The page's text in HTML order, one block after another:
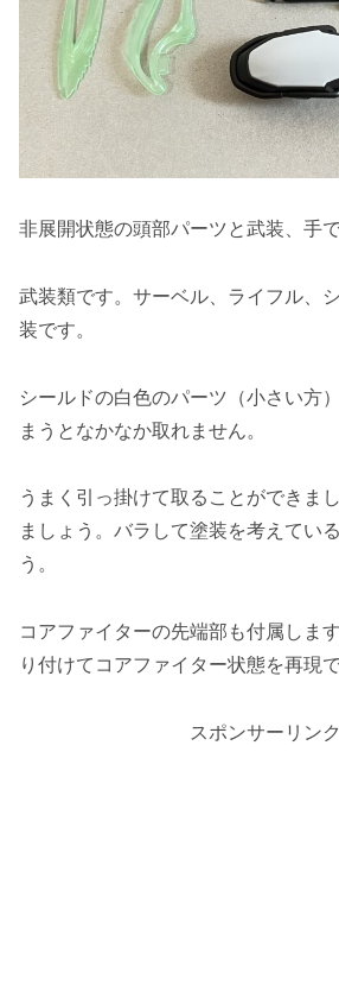
非展開状態の頭部パーツと武装、手で
武装類です。サーベル、ライフル、
装です。
シールドの白色のパーツ（小さい方
まうとなかなか取れません。
うまく引っ掛けて取ることができま
ましょう。バラして塗装を考えてい
う。
コアファイターの先端部も付属しま
り付けてコアファイター状態を再現で
スポンサーリンク